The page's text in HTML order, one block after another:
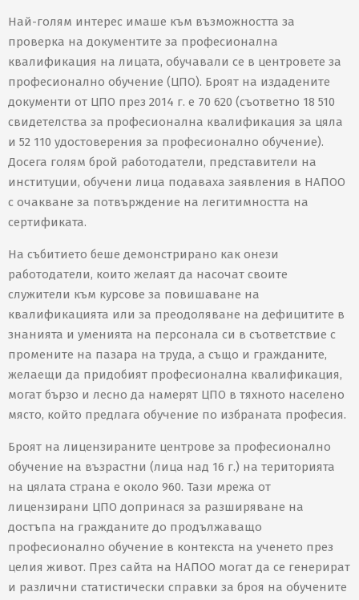
Най-голям интерес имаше към възможността за
проверка на документите за професионална
квалификация на лицата, обучавали се в центровете за
професионално обучение (ЦПО). Броят на издадените
документи от ЦПО през 2014 г. е 70 620 (съответно 18 510
свидетелства за професионална квалификация за цяла
и 52 110 удостоверения за професионално обучение).
Досега голям брой работодатели, представители на
институции, обучени лица подаваха заявления в НАПОО
с очакване за потвърждение на легитимността на
сертификата.
На събитието беше демонстрирано как онези
работодатели, които желаят да насочат своите
служители към курсове за повишаване на
квалификацията или за преодоляване на дефицитите в
знанията и уменията на персонала си в съответствие с
промените на пазара на труда, а също и гражданите,
желаещи да придобият професионална квалификация,
могат бързо и лесно да намерят ЦПО в тяхното населено
място, който предлага обучение по избраната професия.
Броят на лицензираните центрове за професионално
обучение на възрастни (лица над 16 г.) на територията
на цялата страна е около 960. Тази мрежа от
лицензирани ЦПО допринася за разширяване на
достъпа на гражданите до продължаващо
професионално обучение в контекста на ученето през
целия живот. През сайта на НАПОО могат да се генерират
и различни статистически справки за броя на обучените